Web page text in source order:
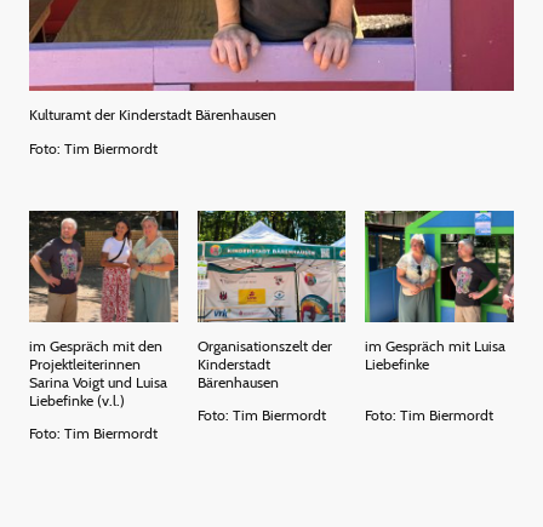
Kulturamt der Kinderstadt Bärenhausen
Foto: Tim Biermordt
im Gespräch mit den
Projektleiterinnen
Sarina Voigt und Luisa
Liebefinke (v.l.)
Foto: Tim Biermordt
Organisationszelt der
Kinderstadt
Bärenhausen
Foto: Tim Biermordt
im Gespräch mit Luisa
Liebefinke
Foto: Tim Biermordt